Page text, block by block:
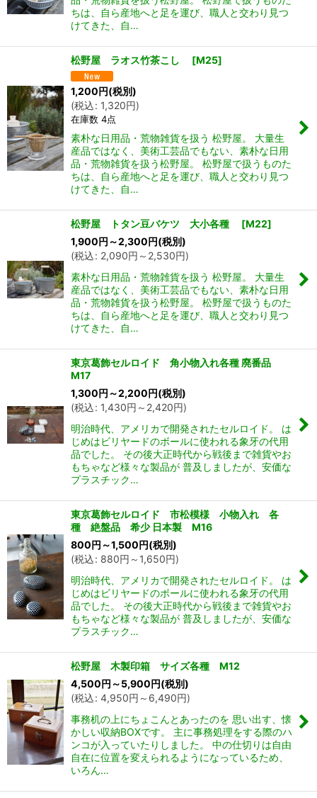
ちは、自ら産地へと足を運び、職人と交わり見つ
けてきた、自…
松野屋 ラオス竹茶こし [M25]
1,200円(税別)
(税込: 1,320円)
在庫数 4点
素朴な日用品・荒物雑貨を扱う 松野屋。 大量生
産品ではなく、美術工芸品でもない、素朴な日用
品・荒物雑貨を扱う松野屋。 松野屋で扱うものた
ちは、自ら産地へと足を運び、職人と交わり見つ
けてきた、自…
松野屋 トタン豆バケツ 大小各種 [M22]
1,900円 ～2,300円(税別)
(税込: 2,090円 ～2,530円)
素朴な日用品・荒物雑貨を扱う 松野屋。 大量生
産品ではなく、美術工芸品でもない、素朴な日用
品・荒物雑貨を扱う松野屋。 松野屋で扱うものた
ちは、自ら産地へと足を運び、職人と交わり見つ
けてきた、自…
東京葛飾セルロイド 角小物入れ各種 廃番品
M17
1,300円 ～2,200円(税別)
(税込: 1,430円 ～2,420円)
明治時代、アメリカで開発されたセルロイド。 は
じめはビリヤードのボールに使われる象牙の代用
品でした。 その後大正時代から戦後まで雑貨やお
もちゃなど様々な製品が 普及しましたが、安価な
プラスチック…
東京葛飾セルロイド 市松模様 小物入れ 各
種 絶盤品 希少 日本製 M16
800円 ～1,500円(税別)
(税込: 880円 ～1,650円)
明治時代、アメリカで開発されたセルロイド。 は
じめはビリヤードのボールに使われる象牙の代用
品でした。 その後大正時代から戦後まで雑貨やお
もちゃなど様々な製品が 普及しましたが、安価な
プラスチック…
松野屋 木製印箱 サイズ各種 M12
4,500円 ～5,900円(税別)
(税込: 4,950円 ～6,490円)
事務机の上にちょこんとあったのを 思い出す、懐
かしい収納BOXです。 主に事務処理をする際のハ
ンコが入っていたりしました。 中の仕切りは自由
自在に位置を変えられるようになっているため、
いろん…